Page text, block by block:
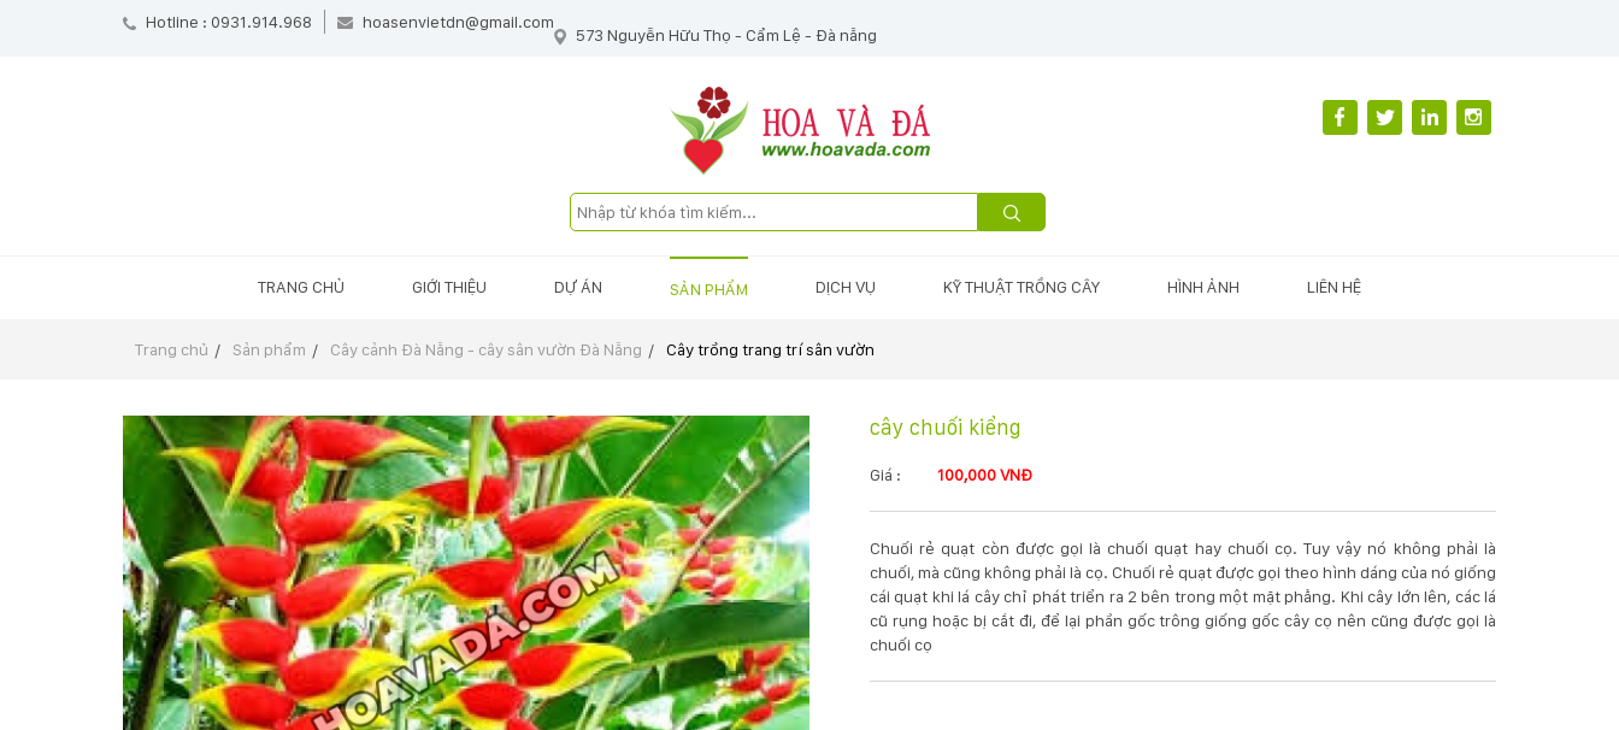
Hotline : 0931.914.968 hoasenvietdn@gmail.com
573 Nguyễn Hữu Thọ - Cẩm Lệ - Đà nẵng
TRANG CHỦ GIỚI THIỆU DỰ ÁN SẢN PHẨM DỊCH VỤ KỸ THUẬT TRỒNG CÂY HÌNH ẢNH LIÊN HỆ
Trang chủ Sản phẩm Cây cảnh Đà Nẵng - cây sân vườn Đà Nẵng Cây trồng trang trí sân vườn
cây chuối kiểng
Giá : 100,000 VNĐ
Chuối rẻ quạt còn được gọi là chuối quạt hay chuối cọ. Tuy vậy nó không phải là
chuối, mà cũng không phải là cọ. Chuối rẻ quạt được gọi theo hình dáng của nó giống
cái quạt khi lá cây chỉ phát triển ra 2 bên trong một mặt phẳng. Khi cây lớn lên, các lá
cũ rụng hoặc bị cắt đi, để lại phần gốc trông giống gốc cây cọ nên cũng được gọi là
chuối cọ